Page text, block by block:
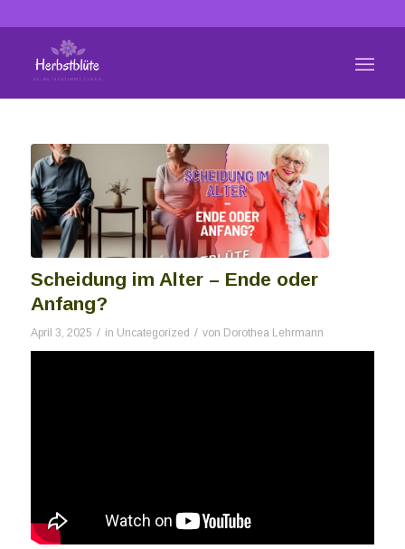
Scheidung im Alter – Ende oder
Anfang?
April 3, 2025 / in Uncategorized / von Dorothea Lehrmann